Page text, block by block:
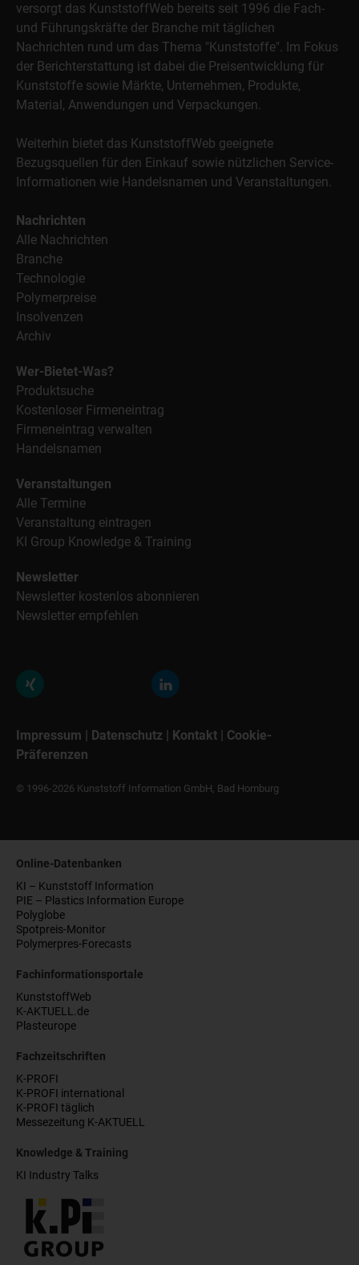
versorgt das KunststoffWeb bereits seit 1996 die Fach-
und Führungskräfte der Branche mit täglichen
Nachrichten rund um das Thema "Kunststoffe". Im Fokus
der Berichterstattung ist dabei die Preisentwicklung für
Kunststoffe sowie Märkte, Unternehmen, Produkte,
Material, Anwendungen und Verpackungen.
Weiterhin bietet das KunststoffWeb geeignete
Bezugsquellen für den Einkauf sowie nützlichen Service-
Informationen wie Handelsnamen und Veranstaltungen.
Nachrichten
Alle Nachrichten
Branche
Technologie
Polymerpreise
Insolvenzen
Archiv
Wer-Bietet-Was?
Produktsuche
Kostenloser Firmeneintrag
Firmeneintrag verwalten
Handelsnamen
Veranstaltungen
Alle Termine
Veranstaltung eintragen
KI Group Knowledge & Training
Newsletter
Newsletter kostenlos abonnieren
Newsletter empfehlen
Impressum Datenschutz Kontakt
Cookie-
Präferenzen
© 1996-2026 Kunststoff Information GmbH, Bad Homburg
Online-Datenbanken
KI – Kunststoff Information
PIE – Plastics Information Europe
Polyglobe
Spotpreis-Monitor
Polymerpres-Forecasts
Fachinformationsportale
KunststoffWeb
K-AKTUELL.de
Plasteurope
Fachzeitschriften
K-PROFI
K-PROFI international
K-PROFI täglich
Messezeitung K-AKTUELL
Knowledge & Training
KI Industry Talks